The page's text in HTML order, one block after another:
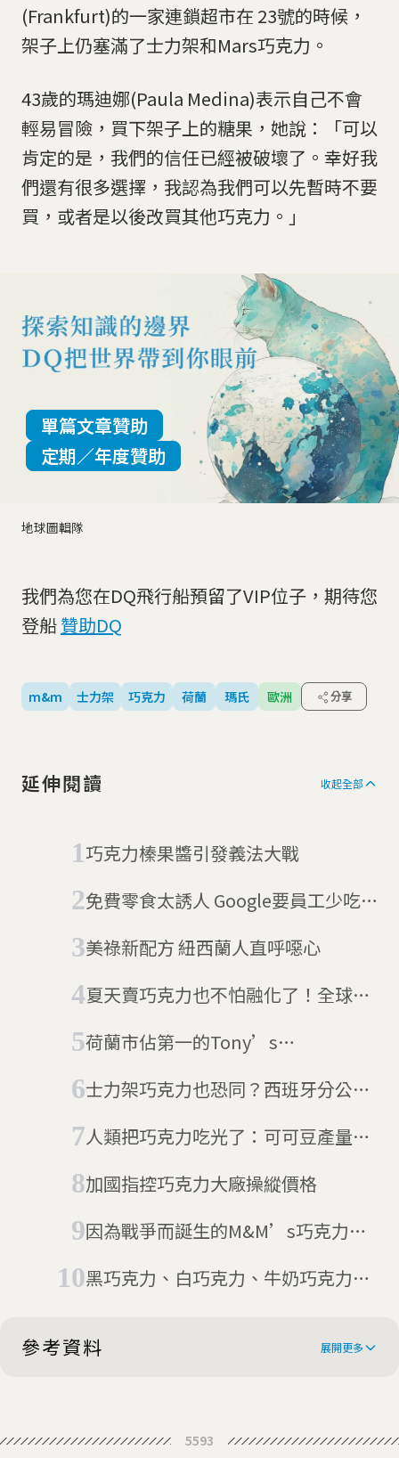
(Frankfurt)的一家連鎖超市在 23號的時候，
架子上仍塞滿了士力架和Mars巧克力。
43歲的瑪迪娜(Paula Medina)表示自己不會
輕易冒險，買下架子上的糖果，她說：「可以
肯定的是，我們的信任已經被破壞了。幸好我
們還有很多選擇，我認為我們可以先暫時不要
買，或者是以後改買其他巧克力。」
地球圖輯隊
單篇文章贊助
定期／年度贊助
我們為您在DQ飛行船預留了VIP位子，期待您
登船贊助DQ
m&m 士力架 巧克力 荷蘭 瑪氏 歐洲 分享
延伸閱讀 收起全部
巧克力榛果醬引發義法大戰
免費零食太誘人 Google要員工少吃
美祿新配方 紐西蘭人直呼噁心
夏天賣巧克力也不怕融化了！全球最
力！
荷蘭市佔第一的Tony’s
巧克力喚醒你對童工奴隸的關注！
士力架巧克力也恐同？西班牙分公司
人類把巧克力吃光了：可可豆產量極
加國指控巧克力大廠操縱價格
因為戰爭而誕生的M&M’s巧克力，
黑巧克力、白巧克力、牛奶巧克力差
參考資料 展開更多
56 countries5593